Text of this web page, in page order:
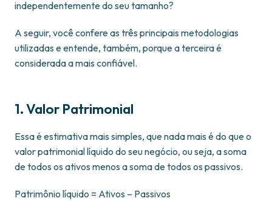
independentemente do seu tamanho?
A seguir, você confere as três principais metodologias
utilizadas e entende, também, porque a terceira é
considerada a mais confiável.
1. Valor Patrimonial
Essa é estimativa mais simples, que nada mais é do que o
valor patrimonial líquido do seu negócio, ou seja, a soma
de todos os ativos menos a soma de todos os passivos.
Patrimônio líquido = Ativos – Passivos